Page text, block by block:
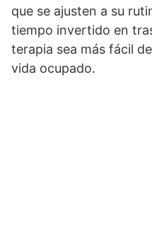
que se ajusten a su
tiempo invertido en
terapia sea más fácil
vida ocupado.